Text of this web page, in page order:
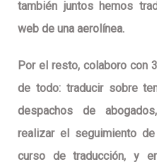
también juntos hemos
web de una aerolínea.
Por el resto, colaboro con
de todo: traducir sobre
despachos de
realizar el seguimiento
curso de traducción, y